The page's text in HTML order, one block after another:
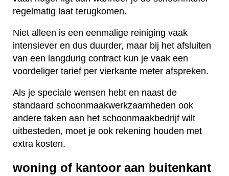
regelmatig laat terugkomen.
Niet alleen is een eenmalige reiniging vaak
intensiever en dus duurder, maar bij het afsluiten
van een langdurig contract kun je vaak een
voordeliger tarief per vierkante meter afspreken.
Als je speciale wensen hebt en naast de
standaard schoonmaakwerkzaamheden ook
andere taken aan het schoonmaakbedrijf wilt
uitbesteden, moet je ook rekening houden met
extra kosten.
woning of kantoor aan buitenkant